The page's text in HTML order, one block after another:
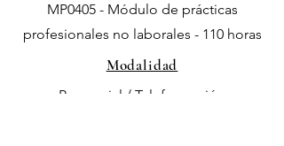
MP0405 - Módulo de prácticas
profesionales no laborales - 110 horas
Modalidad
Presencial / Teleformación